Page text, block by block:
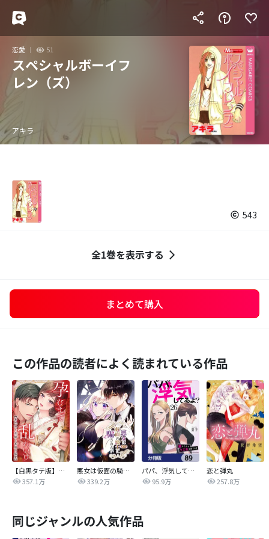
恋愛 51
スペシャルボーイフ
レン（ズ）
アキラ
543
全1巻を表示する
まとめて購入
この作品の読者によく読まれている作品
【白黒タテ版】孕むまで乱れいけ～身代わり花嫁と軍服の猛愛
357.1万
悪女は仮面の騎士に騙されない
339.2万
パパ、浮気してるよ？娘と二人でクズ夫を捨てます【分冊版】
95.9万
恋と弾丸
257.8万
同じジャンルの人気作品